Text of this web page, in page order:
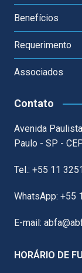
Benefícios
Requerimento
Associados
Contato
Avenida
Paulo - SP -
Tel.: +55 11
WhatsApp: +55
E-mail:
HORÁRIO DE